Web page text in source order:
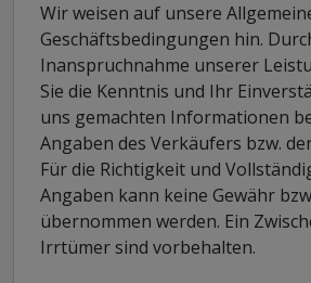
Wir weisen auf unsere
Geschäftsbedingungen hin.
Inanspruchnahme unserer
Sie die Kenntnis und Ihr
uns gemachten Informationen
Angaben des Verkäufers bzw.
Für die Richtigkeit und
Angaben kann keine Gewähr
übernommen werden. Ein
Irrtümer sind vorbehalten.